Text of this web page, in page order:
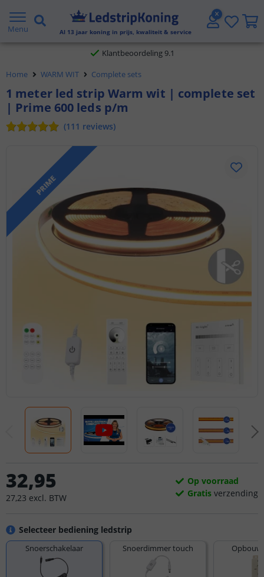
Menu Al 13 jaar koning in prijs, kwaliteit & service
Gratis verzending vanaf € 20,- NL en BE
Klantbeoordeling 9.1
Home
WARM WIT Complete sets
1 meter led strip Warm wit | complete set
| Prime 600 leds p/m
(111 reviews)
PRIME
Selecteer bediening ledstrip
Snoerschakelaar Snoerdimmer touch
32,95
27,23 excl. BTW
Op voorraad
Gratis verzending